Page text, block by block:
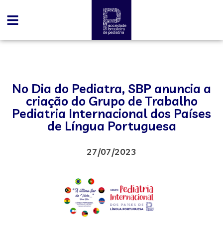
No Dia do Pediatra, SBP anuncia a
criação do Grupo de Trabalho
Pediatria Internacional dos Países
de Língua Portuguesa
27/07/2023